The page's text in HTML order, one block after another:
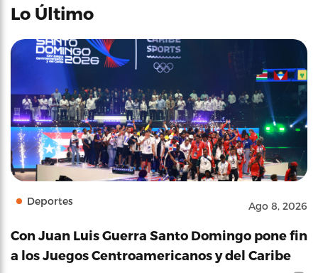
Lo Último
Deportes Ago 8, 2026
Con Juan Luis Guerra Santo Domingo pone fin
a los Juegos Centroamericanos y del Caribe